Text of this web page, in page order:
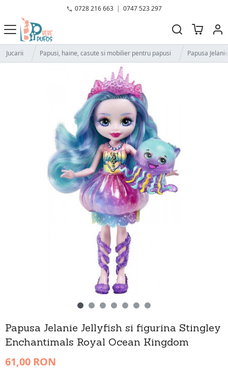
0728 216 663 | 0747 523 297
Jucarii Papusi, haine, casute si mobilier pentru papusi Papusa
Papusa Jelanie Jellyfish si figurina Stingley
Enchantimals Royal Ocean Kingdom
61,00 RON